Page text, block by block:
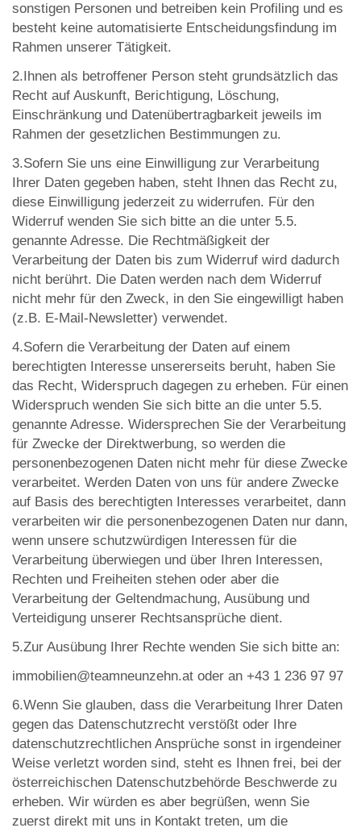
sonstigen Personen und betreiben kein Profiling und es
besteht keine automatisierte Entscheidungsfindung im
Rahmen unserer Tätigkeit.
2.Ihnen als betroffener Person steht grundsätzlich das
Recht auf Auskunft, Berichtigung, Löschung,
Einschränkung und Datenübertragbarkeit jeweils im
Rahmen der gesetzlichen Bestimmungen zu.
3.Sofern Sie uns eine Einwilligung zur Verarbeitung
Ihrer Daten gegeben haben, steht Ihnen das Recht zu,
diese Einwilligung jederzeit zu widerrufen. Für den
Widerruf wenden Sie sich bitte an die unter 5.5.
genannte Adresse. Die Rechtmäßigkeit der
Verarbeitung der Daten bis zum Widerruf wird dadurch
nicht berührt. Die Daten werden nach dem Widerruf
nicht mehr für den Zweck, in den Sie eingewilligt haben
(z.B. E-Mail-Newsletter) verwendet.
4.Sofern die Verarbeitung der Daten auf einem
berechtigten Interesse unsererseits beruht, haben Sie
das Recht, Widerspruch dagegen zu erheben. Für einen
Widerspruch wenden Sie sich bitte an die unter 5.5.
genannte Adresse. Widersprechen Sie der Verarbeitung
für Zwecke der Direktwerbung, so werden die
personenbezogenen Daten nicht mehr für diese Zwecke
verarbeitet. Werden Daten von uns für andere Zwecke
auf Basis des berechtigten Interesses verarbeitet, dann
verarbeiten wir die personenbezogenen Daten nur dann,
wenn unsere schutzwürdigen Interessen für die
Verarbeitung überwiegen und über Ihren Interessen,
Rechten und Freiheiten stehen oder aber die
Verarbeitung der Geltendmachung, Ausübung und
Verteidigung unserer Rechtsansprüche dient.
5.Zur Ausübung Ihrer Rechte wenden Sie sich bitte an:
immobilien@teamneunzehn.at oder an +43 1 236 97 97
6.Wenn Sie glauben, dass die Verarbeitung Ihrer Daten
gegen das Datenschutzrecht verstößt oder Ihre
datenschutzrechtlichen Ansprüche sonst in irgendeiner
Weise verletzt worden sind, steht es Ihnen frei, bei der
österreichischen Datenschutzbehörde Beschwerde zu
erheben. Wir würden es aber begrüßen, wenn Sie
zuerst direkt mit uns in Kontakt treten, um die